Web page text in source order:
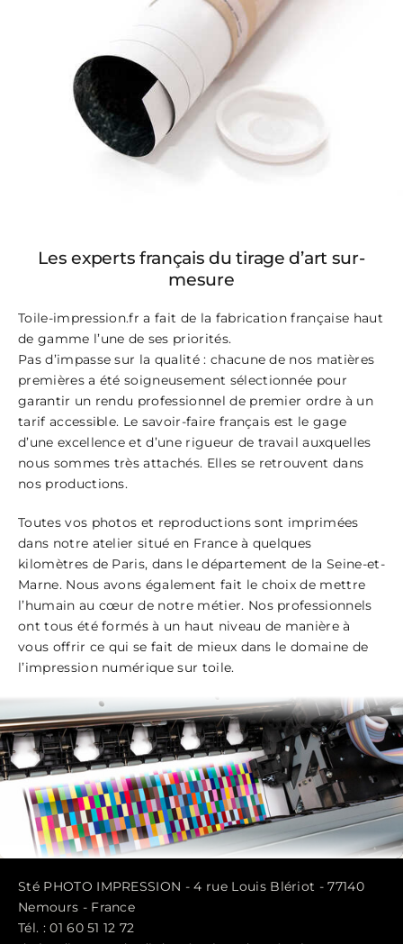
Les experts français du tirage d’art sur-
mesure
Toile-impression.fr a fait de la fabrication française haut
de gamme l’une de ses priorités.
Pas d’impasse sur la qualité : chacune de nos matières
premières a été soigneusement sélectionnée pour
garantir un rendu professionnel de premier ordre à un
tarif accessible. Le savoir-faire français est le gage
d’une excellence et d’une rigueur de travail auxquelles
nous sommes très attachés. Elles se retrouvent dans
nos productions.
Toutes vos photos et reproductions sont imprimées
dans notre atelier situé en France à quelques
kilomètres de Paris, dans le département de la Seine-et-
Marne. Nous avons également fait le choix de mettre
l’humain au cœur de notre métier. Nos professionnels
ont tous été formés à un haut niveau de manière à
vous offrir ce qui se fait de mieux dans le domaine de
l’impression numérique sur toile.
Sté PHOTO IMPRESSION - 4 rue Louis Blériot - 77140
Nemours - France
Tél. : 01 60 51 12 72